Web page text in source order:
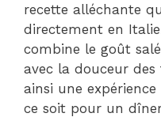
recette alléchante
directement en
combine le goût
avec la douceur
ainsi une
ce soit pour un